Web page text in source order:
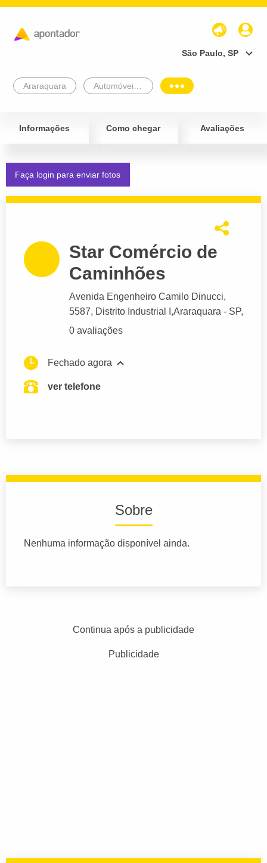
São Paulo, SP
Araraquara
Informações Como chegar Avaliações
Faça login para enviar fotos
Star Comércio de
Caminhões
Avenida Engenheiro Camilo Dinucci,
5587, Distrito Industrial I,Araraquara - SP,
0 avaliações
Fechado agora
ver telefone
Sobre
Nenhuma informação disponível ainda.
Continua após a publicidade
Publicidade